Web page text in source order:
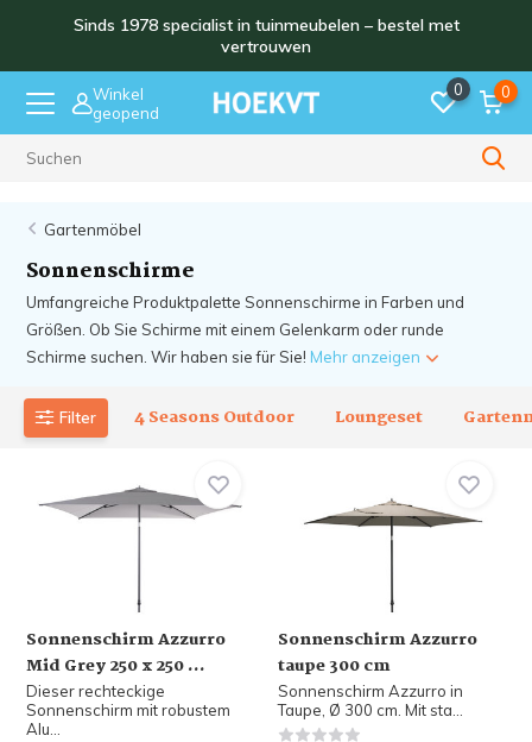
Sinds 1978 specialist in tuinmeubelen – bestel met
vertrouwen
Winkel
geopend
0 0
Gartenmöbel
Sonnenschirme
Umfangreiche Produktpalette Sonnenschirme in Farben und
Größen. Ob Sie Schirme mit einem Gelenkarm oder runde
Schirme suchen. Wir haben sie für Sie! Mehr anzeigen
Filter 4 Seasons Outdoor Loungeset
Sonnenschirm Azzurro
Mid Grey 250 x 250 ...
Dieser rechteckige
Sonnenschirm mit robustem
Alu...
Sonnenschirm Azzurro
taupe 300 cm
Sonnenschirm Azzurro in
Taupe, Ø 300 cm. Mit sta...